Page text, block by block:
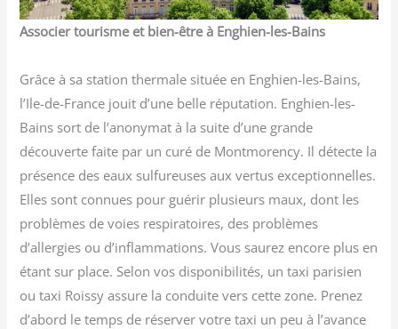
Associer tourisme et bien-être à Enghien-les-Bains
Grâce à sa station thermale située en Enghien-les-Bains,
l’Ile-de-France jouit d’une belle réputation. Enghien-les-
Bains sort de l’anonymat à la suite d’une grande
découverte faite par un curé de Montmorency. Il détecte la
présence des eaux sulfureuses aux vertus exceptionnelles.
Elles sont connues pour guérir plusieurs maux, dont les
problèmes de voies respiratoires, des problèmes
d’allergies ou d’inflammations. Vous saurez encore plus en
étant sur place. Selon vos disponibilités, un taxi parisien
ou taxi Roissy assure la conduite vers cette zone. Prenez
d’abord le temps de réserver votre taxi un peu à l’avance